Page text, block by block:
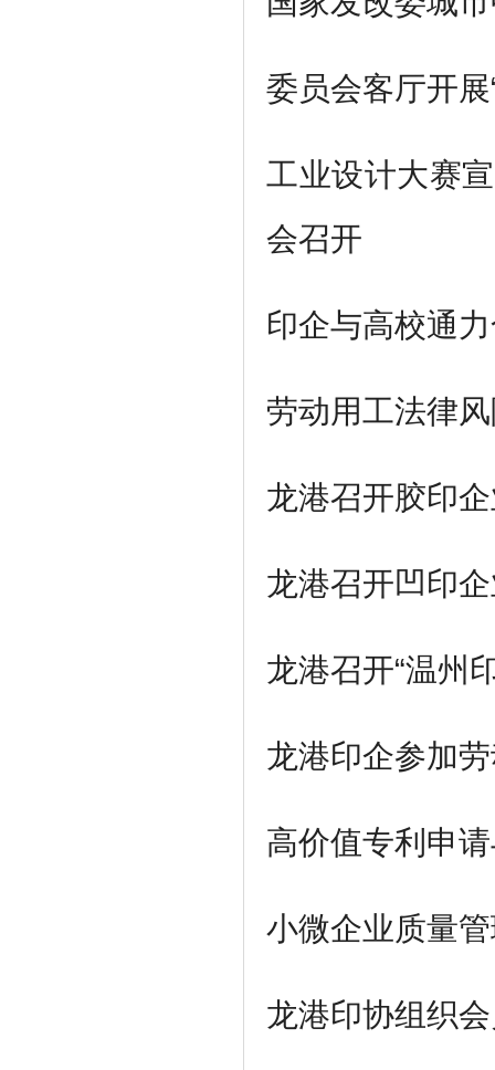
委员会客厅开展
工业设计大赛
会召开
印企与高校通
劳动用工法律
龙港召开胶印
龙港召开凹印
龙港召开“温州
龙港印企参加
高价值专利申
小微企业质量
龙港印协组织